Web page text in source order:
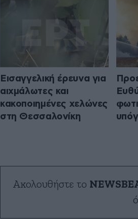
Εισαγγελική έρευνα για
αιχμάλωτες και
κακοποιημένες χελώνες
στη Θεσσαλονίκη
Ακολουθήστε το